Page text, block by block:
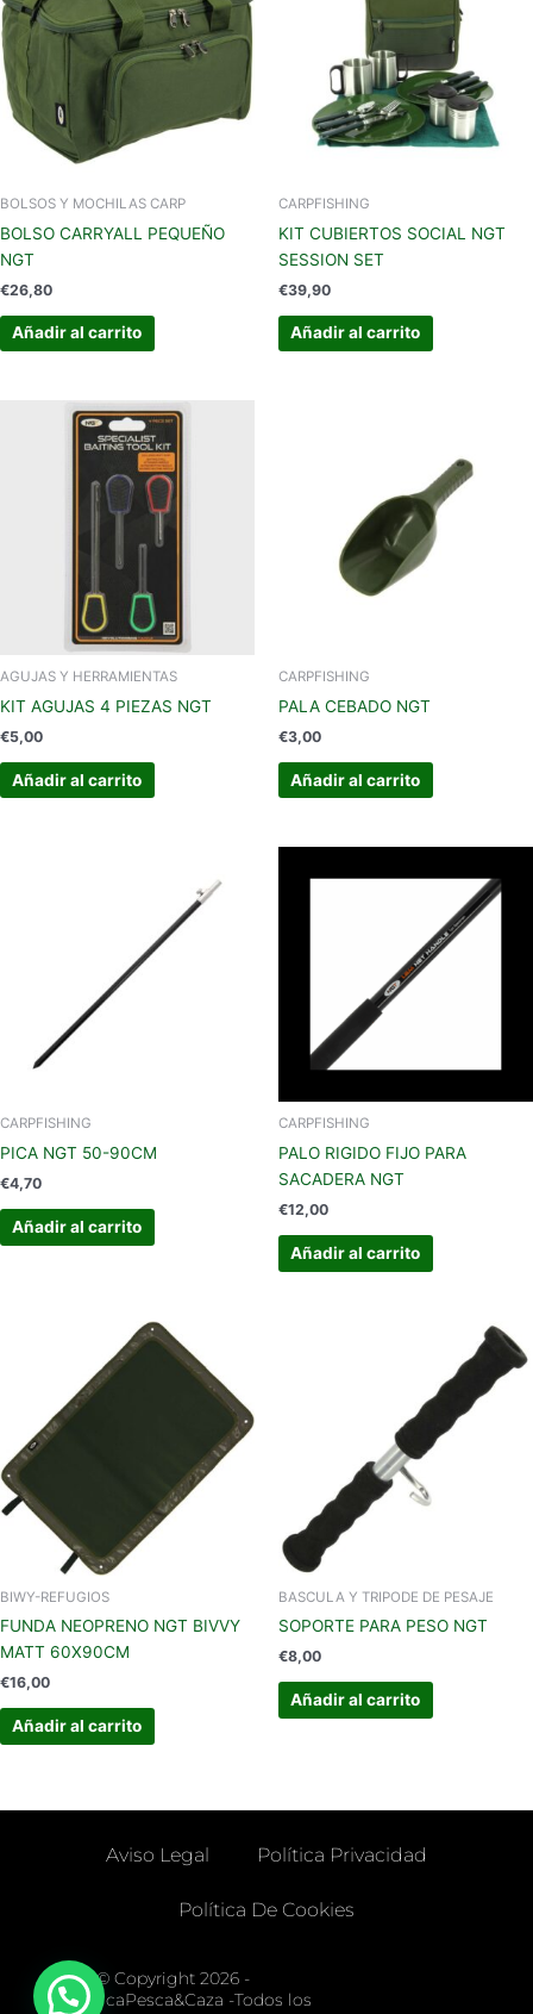
BOLSOS Y MOCHILAS CARP
BOLSO CARRYALL PEQUEÑO
NGT
€26,80
Añadir al carrito
CARPFISHING
KIT CUBIERTOS SOCIAL NGT
SESSION SET
€39,90
Añadir al carrito
AGUJAS Y HERRAMIENTAS
KIT AGUJAS 4 PIEZAS NGT
€5,00
Añadir al carrito
CARPFISHING
PALA CEBADO NGT
€3,00
Añadir al carrito
CARPFISHING
PICA NGT 50-90CM
€4,70
Añadir al carrito
CARPFISHING
PALO RIGIDO FIJO PARA
SACADERA NGT
€12,00
Añadir al carrito
BIWY-REFUGIOS
FUNDA NEOPRENO NGT BIVVY
MATT 60X90CM
€16,00
Añadir al carrito
BASCULA Y TRIPODE DE PESAJE
SOPORTE PARA PESO NGT
€8,00
Añadir al carrito
Aviso Legal Política Privacidad
Política De Cookies
© Copyright 2026 -
LaVeronicaPesca&Caza -Todos los